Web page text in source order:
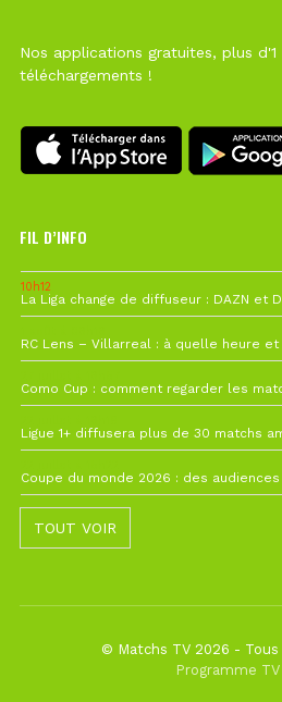
Nos applications gratuites, plus
téléchargements !
FIL D’INFO
10h12
TOUT VOIR
© Matchs TV 2026 -
Programme